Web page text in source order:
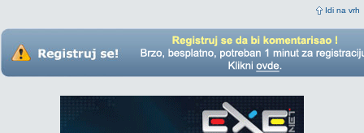
Idi na vrh